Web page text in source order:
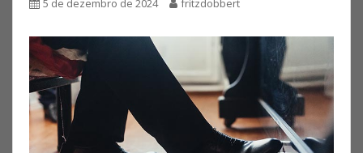
5 de dezembro de 2024 fritzdobbert